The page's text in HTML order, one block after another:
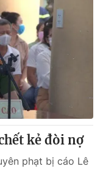
có sự chấp
khi phát hành lại
kẻ đòi nợ
phạt bị cáo Lê